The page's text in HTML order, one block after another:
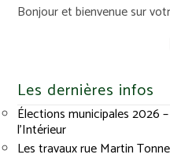
Bonjour et bienvenue sur
Les dernières infos
Élections municipales 2026
l’Intérieur
Les travaux rue Martin